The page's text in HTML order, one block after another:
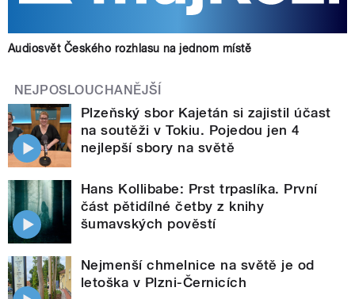
Audiosvět Českého rozhlasu na jednom místě
NEJPOSLOUCHANĚJŠÍ
Plzeňský sbor Kajetán si zajistil účast
na soutěži v Tokiu. Pojedou jen 4
nejlepší sbory na světě
Hans Kollibabe: Prst trpaslíka. První
část pětidílné četby z knihy
šumavských pověstí
Nejmenší chmelnice na světě je od
letoška v Plzni-Černicích